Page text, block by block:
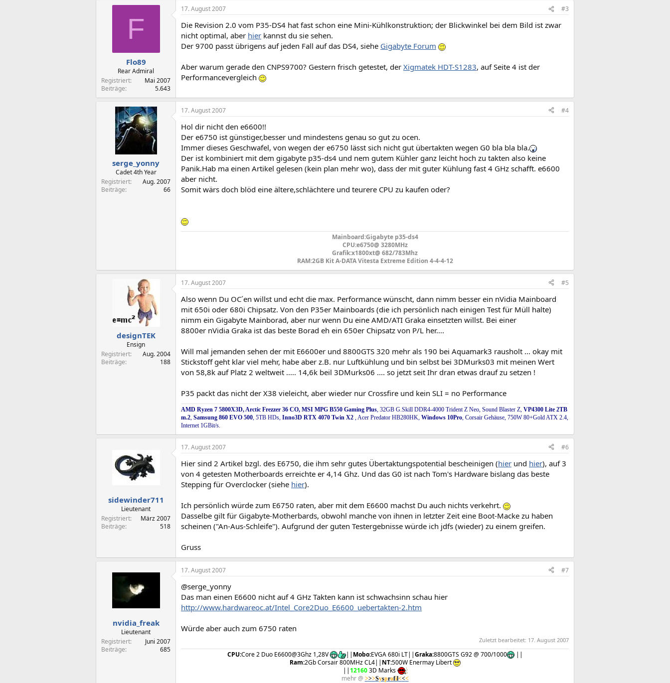
F
Flo89
Rear Admiral
Registriert
Mai 2007
Beiträge
5.643
17. August 2007 #3
Die Revision 2.0 vom P35-DS4 hat fast schon eine Mini-Kühlkonstruktion; der Blickwinkel bei dem Bild ist zwar
nicht optimal, aber hier kannst du sie sehen.
Der 9700 passt übrigens auf jeden Fall auf das DS4, siehe Gigabyte Forum
Aber warum gerade den CNPS9700? Gestern frisch getestet, der Xigmatek HDT-S1283, auf Seite 4 ist der
Performancevergleich
serge_yonny
Cadet 4th Year
Registriert
Aug. 2007
Beiträge
66
17. August 2007 #4
Hol dir nicht den e6600!!
Der e6750 ist günstiger,besser und mindestens genau so gut zu ocen.
Immer dieses Geschwafel, von wegen der e6750 lässt sich nicht gut übertakten wegen G0 bla bla bla.
Der ist kombiniert mit dem gigabyte p35-ds4 und nem gutem Kühler ganz leicht hoch zu takten also keine
Panik.Hab ma einen Artikel gelesen (kein plan mehr wo), dass der mit guter Kühlung fast 4 GHz schafft. e6600
aber nicht.
Somit wärs doch blöd eine ältere,schlächtere und teurere CPU zu kaufen oder?
Mainboard:Gigabyte p35-ds4
CPU:e6750@ 3280MHz
Grafik:x1800xt@ 682/783Mhz
RAM:2GB Kit A-DATA Vitesta Extreme Edition 4-4-4-12​
designTEK
Ensign
Registriert
Aug. 2004
Beiträge
188
17. August 2007 #5
Also wenn Du OC´en willst und echt die max. Performance wünscht, dann nimm besser ein nVidia Mainboard
mit 650i oder 680i Chipsatz. Von den P35er Mainboards (die ich persönlich nach einigen Test für Müll halte)
nimm ein Gigabyte Mainborad, aber nur wenn Du eine AMD/ATI Graka einsetzten willst. Bei einer
8800er nVidia Graka ist das beste Borad eh ein 650er Chipsatz von P/L her....
Will mal jemanden sehen der mit E6600er und 8800GTS 320 mehr als 190 bei Aquamark3 rausholt ... okay mit
Stickstoff geht klar viel mehr, habe aber z.B. nur Luftkühlung und bin selbst bei 3DMurks03 mit meinen Wert
von 58,8k auf Platz 2 weltweit ..... 14,6k beil 3DMurks06 .... so jetzt seit Ihr dran etwas drauf zu setzen !
P35 packt das nicht der X38 vieleicht, aber wieder nur Crossfire und kein SLI = no Performance
AMD Ryzen 7 5800X3D, Arctic Frezzer 36 CO, MSI MPG B550 Gaming Plus , 32GB G.Skill DDR4-4000 Trident Z Neo, Sound Blaster Z, VP4300 Lite 2TB
m.2 Samsung 860 EVO 500 , 5TB HDs, Inno3D RTX 4070 Twin X2 , Acer Predator HB280HK, Windows 10Pro , Corsair Gehäuse, 750W 80+Gold ATX 2.4,
Internet 1GBit/s.
sidewinder711
Lieutenant
Registriert
März 2007
Beiträge
518
17. August 2007 #6
Hier sind 2 Artikel bzgl. des E6750, die ihm sehr gutes Übertaktungspotential bescheinigen (hier und hier), auf 3
von 4 getesten Motherboards erreichte er 4,14 Ghz. Und das G0 ist nach Tom's Hardware bislang das beste
Stepping für Overclocker (siehe hier).
Ich persönlich würde zum E6750 raten, aber mit dem E6600 machst Du auch nichts verkehrt.
Dasselbe gilt für Gigabyte-Motherbards, obwohl manche von ihnen in letzter Zeit eine Boot-Macke zu haben
scheinen ("An-Aus-Schleife"). Aufgrund der guten Testergebnisse würde ich jdfs (wieder) zu einem greifen.
Gruss
nvidia_freak
Lieutenant
Registriert
Juni 2007
Beiträge
685
17. August 2007 #7
@serge_yonny
Das man einen E6600 nicht auf 4 GHz Takten kann ist schwachsinn schau hier
http://www.hardwareoc.at/Intel_Core2Duo_E6600_uebertakten-2.htm
Würde aber auch zum 6750 raten
Zuletzt bearbeitet: 17. August 2007
CPU:Core 2 Duo E6600@3Ghz 1,28V || Mobo:EVGA 680i LT||Graka:8800GTS G92 @ 700/1000
||
Ram:2Gb Corsair 800MHz CL4|| NT:500W Enermay Libert
||121603D Marks
mehr @ >>>Sysprofil<<<